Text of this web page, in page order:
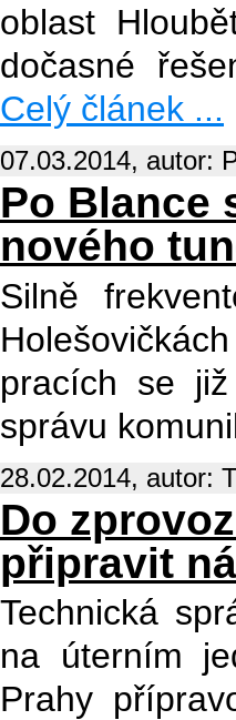
oblast
dočasné
Celý článek ...
07.03.2014, autor:
Po Blance
nového
Silně
pracích se
správu
28.02.2014, autor:
Do
připravit
Technická
na úterním
Prahy